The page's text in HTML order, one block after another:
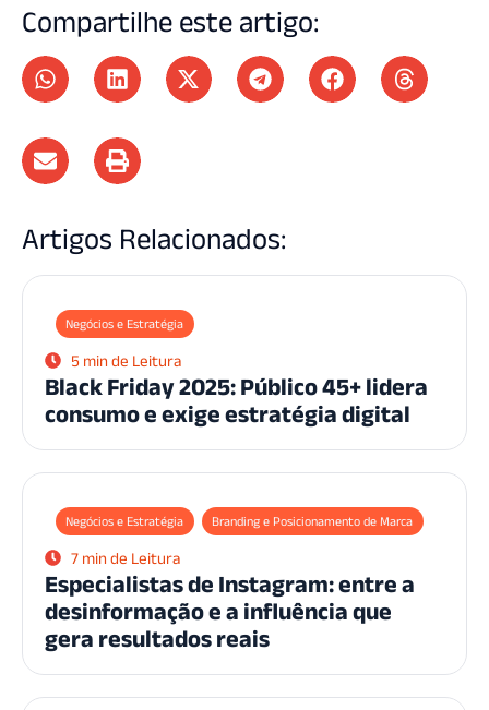
Compartilhe este artigo:
Artigos Relacionados:
Negócios e Estratégia
5 min de Leitura
Black Friday 2025: Público 45+ lidera
consumo e exige estratégia digital
Negócios e Estratégia Branding e Posicionamento de Marca
7 min de Leitura
Especialistas de Instagram: entre a
desinformação e a influência que
gera resultados reais